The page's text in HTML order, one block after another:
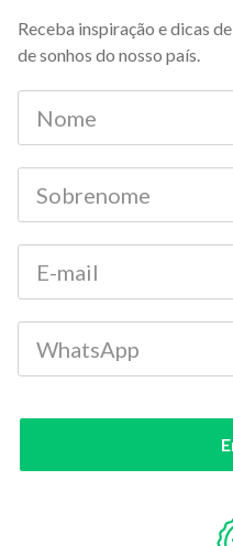
Receba inspiração e dicas
de sonhos do nosso país.